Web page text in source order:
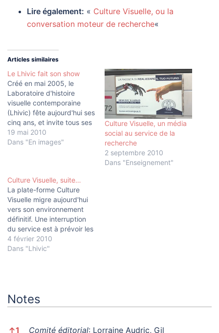
Lire également: « Culture Visuelle, ou la
conversation moteur de recherche«
Articles similaires
Le Lhivic fait son show
Créé en mai 2005, le
Laboratoire d'histoire
visuelle contemporaine
(Lhivic) fête aujourd'hui ses
cinq ans, et invite tous ses
amis à venir boire un verre
à l'INHA pour célébrer cet
Visuelle (18h, salle Aby
Warburg). Cinq ans
d'activités du Lhivic en…
19 mai 2010
Dans "En images"
Culture Visuelle, un média
social au service de la
recherche
2 septembre 2010
Dans "Enseignement"
Culture Visuelle, suite…
La plate-forme Culture
Visuelle migre aujourd'hui
vers son environnement
définitif. Une interruption
du service est à prévoir les
4 et 5 février. Après trois
mois de test, 18 blogs, 224
L'essai est concluant:
l'agrégation de…
4 février 2010
Dans "Lhivic"
Notes
↑1 Comité éditorial: Lorraine Audric, Gil